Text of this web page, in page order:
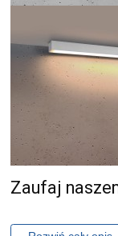
Zaufaj